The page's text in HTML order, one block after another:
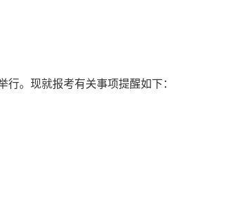
行。现就报考有关事项提醒如下：